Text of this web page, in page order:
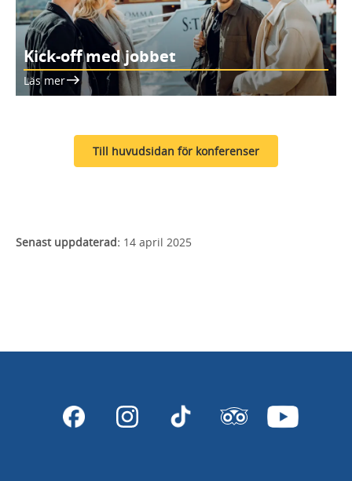
Kick-off med jobbet
Läs mer
Till huvudsidan för konferenser
Senast uppdaterad: 14 april 2025